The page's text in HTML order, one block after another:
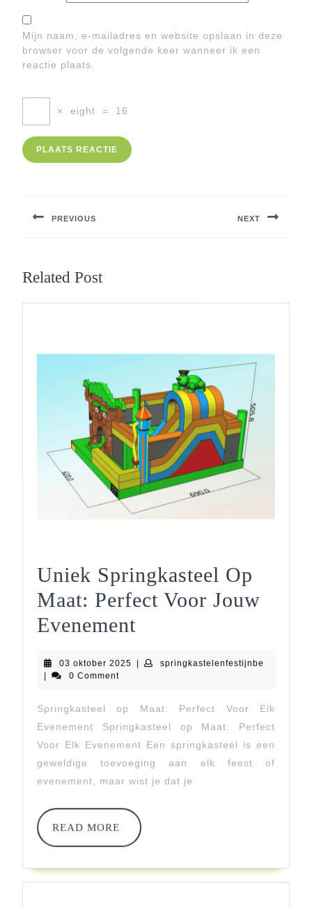
Mijn naam, e-mailadres en website opslaan in deze
browser voor de volgende keer wanneer ik een
reactie plaats.
× eight = 16
PREVIOUS NEXT
Related Post
Uniek Springkasteel Op
Maat: Perfect Voor Jouw
Evenement
Op
Maat:
Perfect
Voor
Jouw
03 oktober 2025 03| springkastelenfestijnbe
|
0 Comment
Springkasteel op Maat: Perfect Voor Elk
Evenement Springkasteel op Maat: Perfect
Voor Elk Evenement Een springkasteel is een
geweldige toevoeging aan elk feest of
evenement, maar wist je dat je
READ MORE
READ
MORE